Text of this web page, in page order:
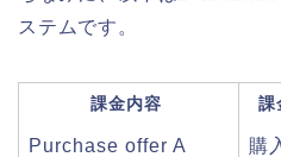
ステムです。
課金内容 課
Purchase offer A 購